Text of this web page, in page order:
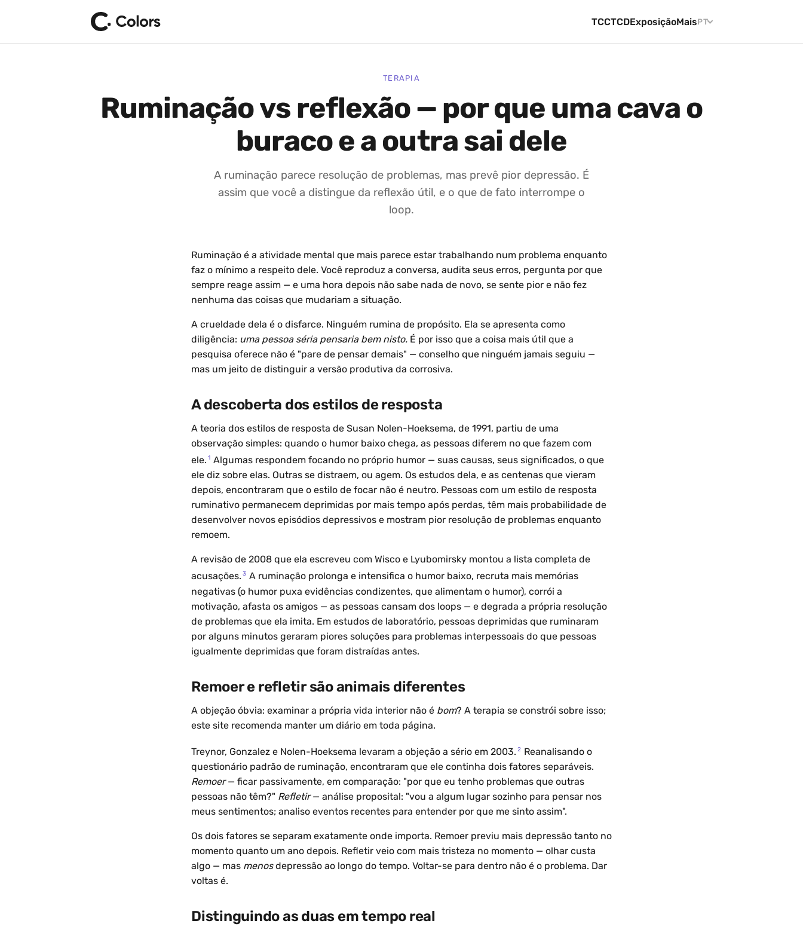
TCCTCDExposiçãoMaisPT
TERAPIA
Ruminação vs reflexão — por que uma cava o
buraco e a outra sai dele
A ruminação parece resolução de problemas, mas prevê pior depressão. É
assim que você a distingue da reflexão útil, e o que de fato interrompe o
loop.
Ruminação é a atividade mental que mais parece estar trabalhando num problema enquanto
faz o mínimo a respeito dele. Você reproduz a conversa, audita seus erros, pergunta por que
sempre reage assim — e uma hora depois não sabe nada de novo, se sente pior e não fez
nenhuma das coisas que mudariam a situação.
A crueldade dela é o disfarce. Ninguém rumina de propósito. Ela se apresenta como
diligência: uma pessoa séria pensaria bem nisto. É por isso que a coisa mais útil que a
pesquisa oferece não é "pare de pensar demais" — conselho que ninguém jamais seguiu —
mas um jeito de distinguir a versão produtiva da corrosiva.
A descoberta dos estilos de resposta
A teoria dos estilos de resposta de Susan Nolen-Hoeksema, de 1991, partiu de uma
observação simples: quando o humor baixo chega, as pessoas diferem no que fazem com
ele. 1 Algumas respondem focando no próprio humor — suas causas, seus significados, o que
ele diz sobre elas. Outras se distraem, ou agem. Os estudos dela, e as centenas que vieram
depois, encontraram que o estilo de focar não é neutro. Pessoas com um estilo de resposta
ruminativo permanecem deprimidas por mais tempo após perdas, têm mais probabilidade de
desenvolver novos episódios depressivos e mostram pior resolução de problemas enquanto
remoem.
A revisão de 2008 que ela escreveu com Wisco e Lyubomirsky montou a lista completa de
acusações. 3 A ruminação prolonga e intensifica o humor baixo, recruta mais memórias
negativas (o humor puxa evidências condizentes, que alimentam o humor), corrói a
motivação, afasta os amigos — as pessoas cansam dos loops — e degrada a própria resolução
de problemas que ela imita. Em estudos de laboratório, pessoas deprimidas que ruminaram
por alguns minutos geraram piores soluções para problemas interpessoais do que pessoas
igualmente deprimidas que foram distraídas antes.
Remoer e refletir são animais diferentes
A objeção óbvia: examinar a própria vida interior não é bom? A terapia se constrói sobre isso;
este site recomenda manter um diário em toda página.
Treynor, Gonzalez e Nolen-Hoeksema levaram a objeção a sério em 2003. 2 Reanalisando o
questionário padrão de ruminação, encontraram que ele continha dois fatores separáveis.
Remoer— ficar passivamente, em comparação: "por que eu tenho problemas que outras
pessoas não têm?" Refletir— análise proposital: "vou a algum lugar sozinho para pensar nos
meus sentimentos; analiso eventos recentes para entender por que me sinto assim".
Os dois fatores se separam exatamente onde importa. Remoer previu mais depressão tanto no
momento quanto um ano depois. Refletir veio com mais tristeza no momento — olhar custa
algo — mas menosdepressão ao longo do tempo. Voltar-se para dentro não é o problema. Dar
voltas é.
Distinguindo as duas em tempo real